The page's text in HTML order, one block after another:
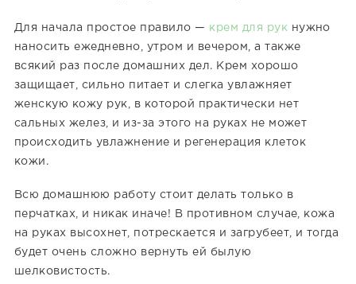
Для начала простое правило — крем для рук нужно
наносить ежедневно, утром и вечером, а также
всякий раз после домашних дел. Крем хорошо
защищает, сильно питает и слегка увлажняет
женскую кожу рук, в которой практически нет
сальных желез, и из-за этого на руках не может
происходить увлажнение и регенерация клеток
кожи.
Всю домашнюю работу стоит делать только в
перчатках, и никак иначе! В противном случае, кожа
на руках высохнет, потрескается и загрубеет, и тогда
будет очень сложно вернуть ей былую
шелковистость.